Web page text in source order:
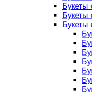
Букеты
Букеты
Букеты